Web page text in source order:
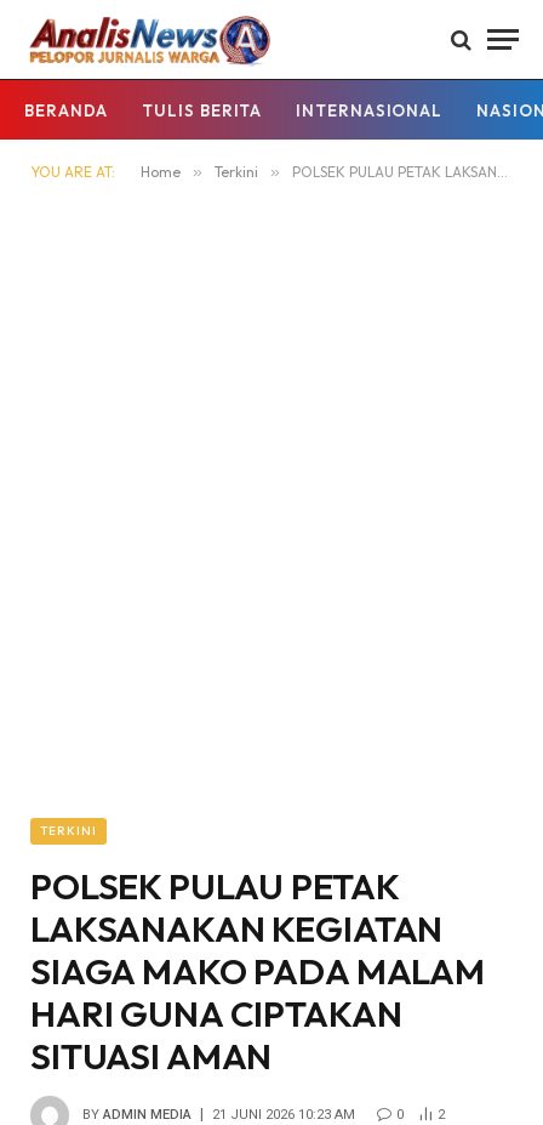
BERANDA TULIS BERITA INTERNASIONAL
YOU ARE AT: Home » Terkini » POLSEK PULAU PETAK LAKSANAKAN KEGIATAN SIAGA MAKO PADA MALAM HARI GUNA CIPTAKAN SITUASI AMAN
TERKINI
POLSEK PULAU PETAK
LAKSANAKAN KEGIATAN
SIAGA MAKO PADA MALAM
HARI GUNA CIPTAKAN
SITUASI AMAN
BY ADMIN MEDIA 21 JUNI 2026 10:23 AM 0 2